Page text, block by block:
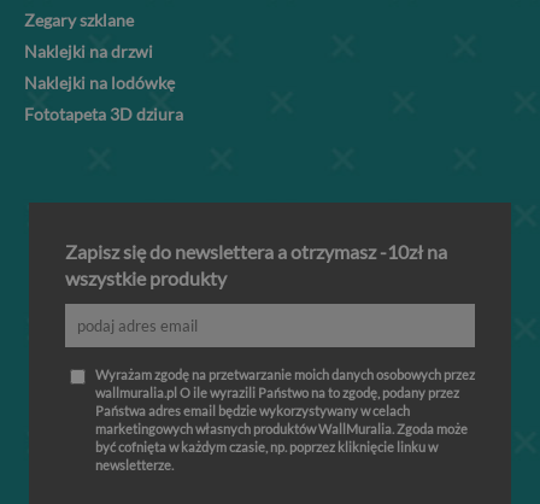
Zegary szklane
Naklejki na drzwi
Naklejki na lodówkę
Fototapeta 3D dziura
Zapisz się do newslettera a otrzymasz -10zł na
wszystkie produkty
Wyrażam zgodę na przetwarzanie moich danych osobowych przez
wallmuralia.pl O ile wyrazili Państwo na to zgodę, podany przez
Państwa adres email będzie wykorzystywany w celach
marketingowych własnych produktów WallMuralia. Zgoda może
być cofnięta w każdym czasie, np. poprzez kliknięcie linku w
newsletterze.